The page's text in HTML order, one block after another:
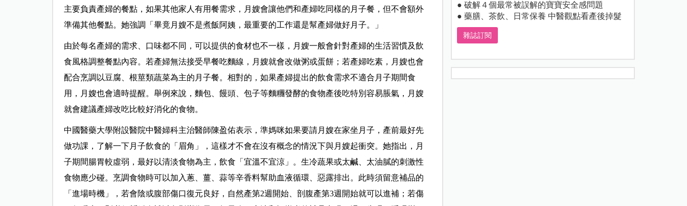
主要負責產婦的餐點，如果其他家人有用餐需求，月嫂會讓他們和產婦吃同樣的月子餐，但不會額外
準備其他餐點。她強調「畢竟月嫂不是煮飯阿姨，最重要的工作還是幫產婦做好月子。」
由於每名產婦的需求、口味都不同，可以提供的食材也不一樣，月嫂一般會針對產婦的生活習慣及飲
食風格調整餐點內容。若產婦無法接受早餐吃麵線，月嫂就會改做粥或蛋餅；若產婦吃素，月嫂也會
配合烹調以豆腐、根莖類蔬菜為主的月子餐。相對的，如果產婦提出的飲食需求不適合月子期間食
用，月嫂也會適時提醒。舉例來說，麵包、饅頭、包子等麵糰發酵的食物產後吃特別容易脹氣，月嫂
就會建議產婦改吃比較好消化的食物。
中國醫藥大學附設醫院中醫婦科主治醫師陳盈佑表示，準媽咪如果要請月嫂在家坐月子，產前最好先
做功課，了解一下月子飲食的「眉角」，這樣才不會在沒有概念的情況下與月嫂起衝突。她指出，月
子期間腸胃較虛弱，最好以清淡食物為主，飲食「宜溫不宜涼」。生冷蔬果或太鹹、太油膩的刺激性
食物應少碰。烹調食物時可以加入蔥、薑、蒜等辛香料幫助血液循環、惡露排出。此時須留意補品的
「進場時機」，若會陰或腹部傷口復元良好，自然產第2週開始、剖腹產第3週開始就可以進補；若傷
● 破解４個最常被誤解的寶寶安全感問題
● 藥膳、茶飲、日常保養 中醫觀點看產後掉髮
雜誌訂閱